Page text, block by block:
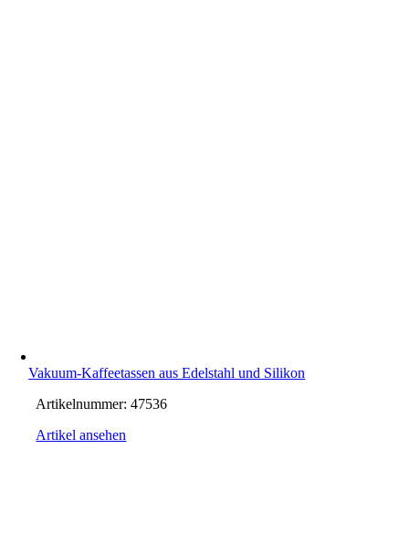
Vakuum-Kaffeetassen aus Edelstahl und Silikon
Artikelnummer:47536
Artikel ansehen